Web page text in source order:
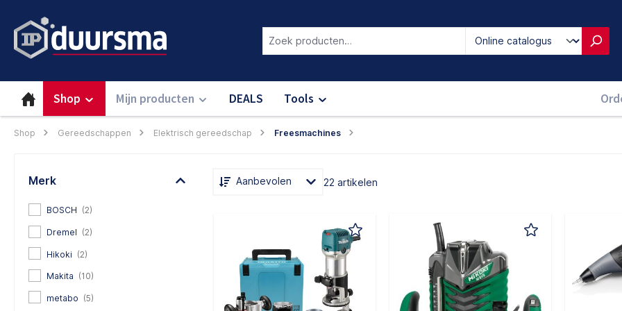
Shop Mijn producten DEALS Tools
Shop Gereedschappen Elektrisch gereedschap Freesmachines
Merk
BOSCH (2)
Dremel (2)
Hikoki (2)
Makita (10)
metabo (5)
Aanbevolen 22 artikelen